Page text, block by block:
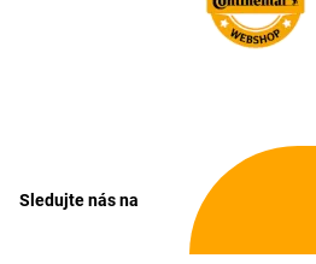
Sledujte nás na